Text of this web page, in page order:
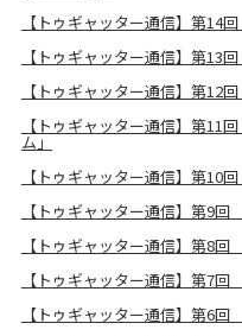
【トゥギャッター通信】第14
【トゥギャッター通信】第13
【トゥギャッター通信】第12
【トゥギャッター通信】第11
ム」
【トゥギャッター通信】第10
【トゥギャッター通信】第9
【トゥギャッター通信】第8回
【トゥギャッター通信】第7回
【トゥギャッター通信】第6